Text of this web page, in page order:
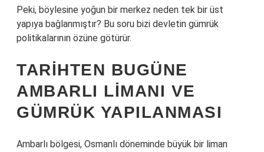
Peki, böylesine yoğun bir merkez neden tek bir üst
yapıya bağlanmıştır? Bu soru bizi devletin gümrük
politikalarının özüne götürür.
TARIHTEN BUGÜNE
AMBARLI LIMANI VE
GÜMRÜK YAPILANMASI
Ambarlı bölgesi, Osmanlı döneminde büyük bir liman